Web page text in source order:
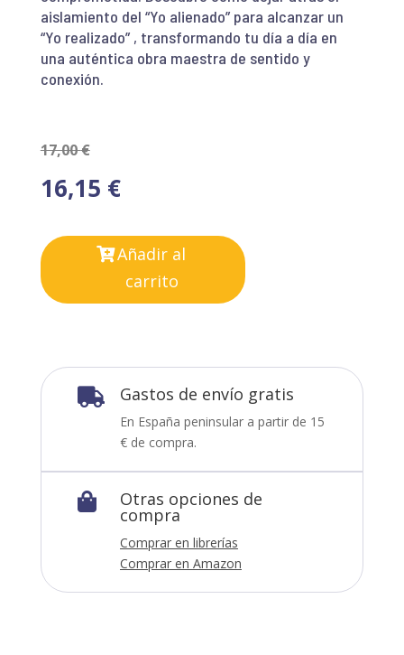
aislamiento del “Yo alienado” para alcanzar un
“Yo realizado” , transformando tu día a día en
una auténtica obra maestra de sentido y
conexión.
17,00€
16,15 €
Añadir al
carrito
 Gastos de envío gratis
En España peninsular a partir de 15
€ de compra.
 Otras opciones de
compra
Comprar en librerías
Comprar en Amazon